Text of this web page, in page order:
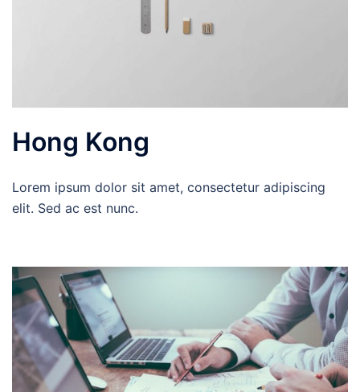
Hong Kong
Lorem ipsum dolor sit amet, consectetur adipiscing
elit. Sed ac est nunc.